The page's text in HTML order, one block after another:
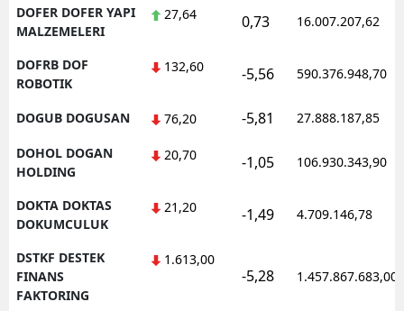
DOFER DOFER YAPI
MALZEMELERI
27,64 0,73 16.007.207,62
DOFRB DOF
ROBOTIK
132,60 -5,56 590.376.948,70
DOGUB DOGUSAN 76,20 -5,81 27.888.187,85
DOHOL DOGAN
HOLDING
20,70 -1,05 106.930.343,90
DOKTA DOKTAS
DOKUMCULUK
21,20 -1,49 4.709.146,78
DSTKF DESTEK
FINANS
FAKTORING
1.613,00
-5,28 1.457.867.683,00